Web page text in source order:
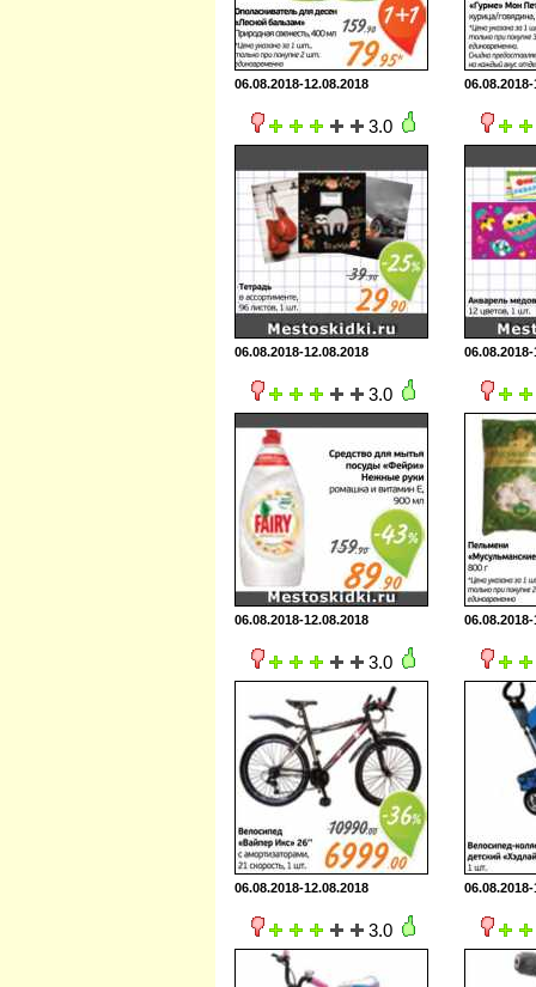
06.08.2018-12.08.2018
3.0
06.08.2018-12.08.2018
3.0
06.08.2018-12.08.2018
3.0
06.08.2018-12.08.2018
3.0